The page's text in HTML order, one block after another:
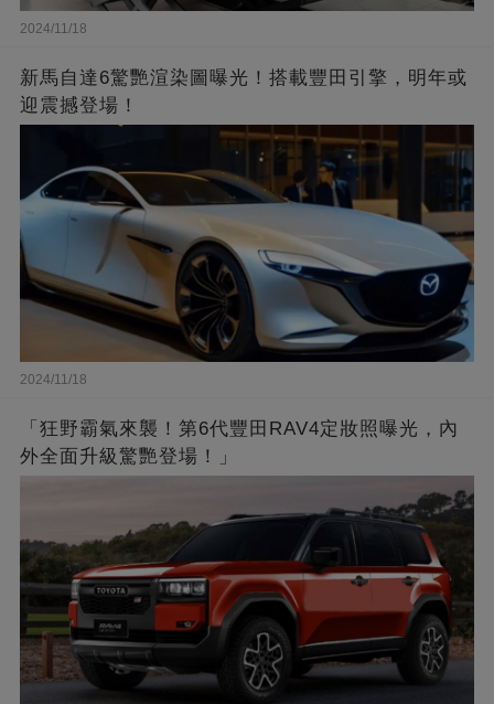
2024/11/18
新馬自達6驚艷渲染圖曝光！搭載豐田引擎，明年或
迎震撼登場！
2024/11/18
「狂野霸氣來襲！第6代豐田RAV4定妝照曝光，內
外全面升級驚艷登場！」